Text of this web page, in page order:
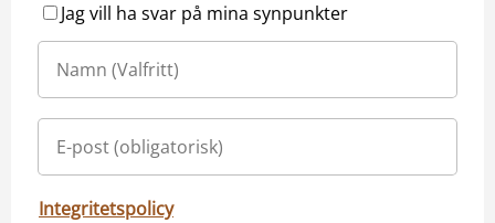
Jag vill ha svar på mina synpunkter
Integritetspolicy